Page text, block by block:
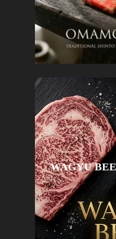
WAGYU